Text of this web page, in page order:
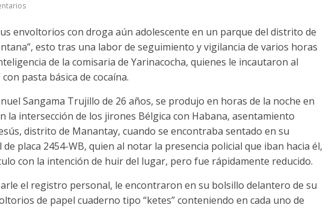
envoltorios con droga aún adolescente en un parque del distrito de
esto tras una labor de seguimiento y vigilancia de varios horas
de la comisaria de Yarinacocha, quienes le incautaron al
pasta básica de cocaína.
Sangama Trujillo de 26 años, se produjo en horas de la noche en
la intersección de los jirones Bélgica con Habana, asentamiento
distrito de Manantay, cuando se encontraba sentado en su
placa 2454-WB, quien al notar la presencia policial que iban hacia él,
con la intención de huir del lugar, pero fue rápidamente reducido.
el registro personal, le encontraron en su bolsillo delantero de su
de papel cuaderno tipo “ketes” conteniendo en cada uno de